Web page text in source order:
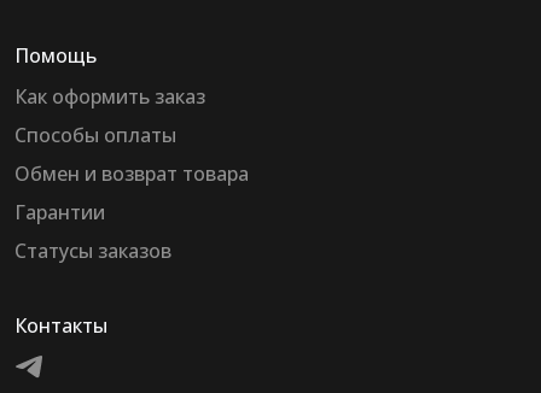
Помощь
Как оформить заказ
Способы оплаты
Обмен и возврат товара
Гарантии
Статусы заказов
Контакты